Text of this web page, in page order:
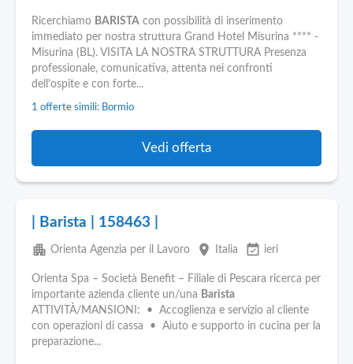
Ricerchiamo BARISTA con possibilità di inserimento
immediato per nostra struttura Grand Hotel Misurina **** -
Misurina (BL). VISITA LA NOSTRA STRUTTURA Presenza
professionale, comunicativa, attenta nei confronti
dell'ospite e con forte...
1 offerte simili: Bormio
Vedi offerta
| Barista | 158463 |
apartment Orienta Agenzia per il Lavoro place Italia event_available ieri
Orienta Spa – Società Benefit – Filiale di Pescara ricerca per
importante azienda cliente un/una Barista
ATTIVITÀ/MANSIONI: • Accoglienza e servizio al cliente
con operazioni di cassa • Aiuto e supporto in cucina per la
preparazione...